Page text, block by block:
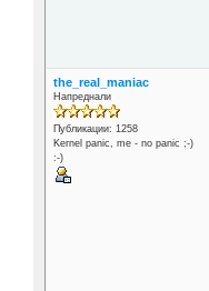
the_real_maniac
Напреднали
Публикации: 1258
Kernel panic, me - no panic ;-)
:-)